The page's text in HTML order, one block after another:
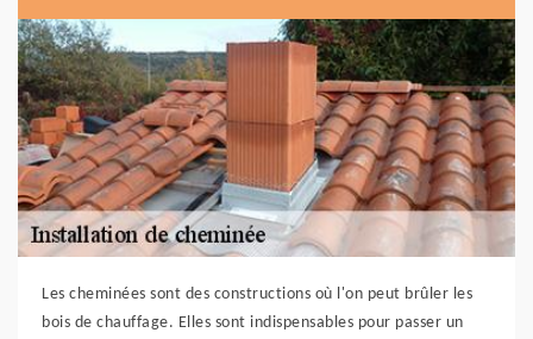
Les cheminées sont des constructions où l'on peut brûler les
bois de chauffage. Elles sont indispensables pour passer un